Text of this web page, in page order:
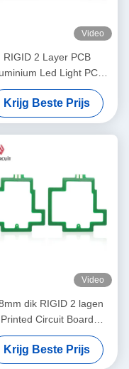
Video
RIGID 2 Layer PCB
Led Light PCB
Led Metal Core Pcb
Producent
Krijg Beste Prijs
Video
dik RIGID 2 lagen
Printed Circuit Board
Dubbele lagen PCB
fabricage
Krijg Beste Prijs